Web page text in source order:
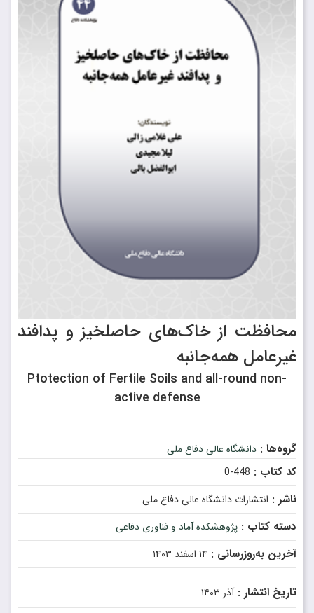
محافظت از خاک‌های حاصلخیز و پدافند
غیرعامل همه‌جانبه
Ptotection of Fertile Soils and all-round non-
active defense
گروه‌ها : دانشگاه عالی دفاع ملی
کد کتاب : 448-0
ناشر : انتشارات دانشگاه عالی دفاع ملی
دسته کتاب : پژوهشکده آماد و فناوری دفاعی
آخرین به‌روزرسانی : ۱۴ اسفند ۱۴۰۳
تاریخ انتشار :آذر ۱۴۰۳